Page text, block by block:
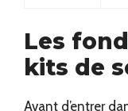
Les
kits de
Avant d’entrer